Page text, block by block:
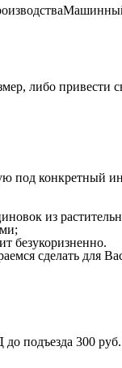
либо привести
под конкретный
из
безукоризненно.
сделать для
подъезда 300